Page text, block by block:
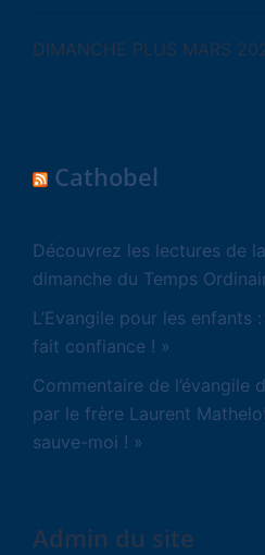
DIMANCHE PLUS MARS
Cathobel
Découvrez les lectures de
dimanche du Temps
L’Evangile pour les enfants
fait confiance ! »
Commentaire de l’évangile
par le frère Laurent
sauve-moi ! »
Admin du site